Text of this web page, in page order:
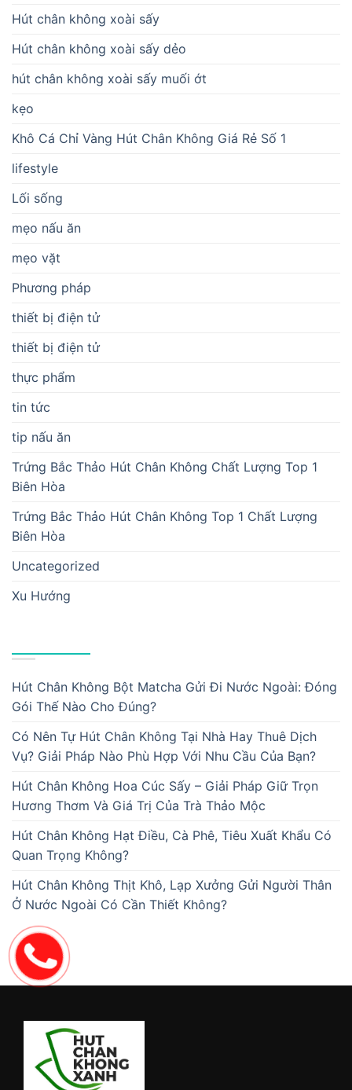
Hút chân không xoài sấy
Hút chân không xoài sấy dẻo
hút chân không xoài sấy muối ớt
kẹo
Khô Cá Chỉ Vàng Hút Chân Không Giá Rẻ Số 1
lifestyle
Lối sống
mẹo nấu ăn
mẹo vặt
Phương pháp
thiết bị điện tử
thiết bị điện tử
thực phẩm
tin tức
tip nấu ăn
Trứng Bắc Thảo Hút Chân Không Chất Lượng Top 1
Biên Hòa
Trứng Bắc Thảo Hút Chân Không Top 1 Chất Lượng
Biên Hòa
Uncategorized
Xu Hướng
Hút Chân Không Bột Matcha Gửi Đi Nước Ngoài: Đóng
Gói Thế Nào Cho Đúng?
Có Nên Tự Hút Chân Không Tại Nhà Hay Thuê Dịch
Vụ? Giải Pháp Nào Phù Hợp Với Nhu Cầu Của Bạn?
Hút Chân Không Hoa Cúc Sấy – Giải Pháp Giữ Trọn
Hương Thơm Và Giá Trị Của Trà Thảo Mộc
Hút Chân Không Hạt Điều, Cà Phê, Tiêu Xuất Khẩu Có
Quan Trọng Không?
Hút Chân Không Thịt Khô, Lạp Xưởng Gửi Người Thân
Ở Nước Ngoài Có Cần Thiết Không?